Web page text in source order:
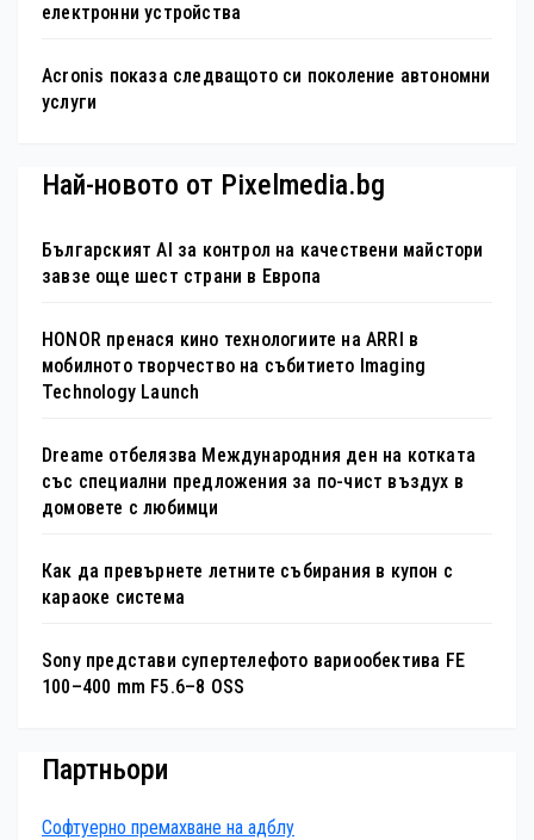
електронни устройства
Acronis показа следващото си поколение автономни
услуги
Най-новото от Pixelmedia.bg
Българският AI за контрол на качествени майстори
завзе още шест страни в Европа
HONOR пренася кино технологиите на ARRI в
мобилното творчество на събитието Imaging
Technology Launch
Dreame отбелязва Международния ден на котката
със специални предложения за по-чист въздух в
домовете с любимци
Как да превърнете летните събирания в купон с
караоке система
Sony представи супертелефото вариообектива FE
100–400 mm F5.6–8 OSS
Партньори
Софтуерно премахване на адблу